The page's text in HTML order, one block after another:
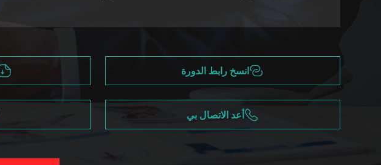
انسخ رابط الدورة
أعد الاتصال بي